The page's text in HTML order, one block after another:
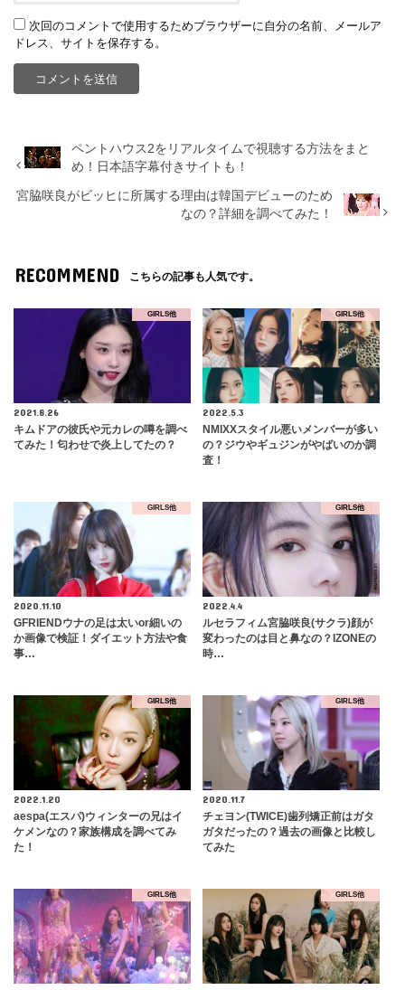
次回のコメントで使用するためブラウザーに自分の名前、メールア
ドレス、サイトを保存する。
ペントハウス2をリアルタイムで視聴する方法をまと
め！日本語字幕付きサイトも！
宮脇咲良がビッヒに所属する理由は韓国デビューのため
なの？詳細を調べてみた！
RECOMMEND こちらの記事も人気です。
GIRLS他
2021.8.26
キムドアの彼氏や元カレの噂を調べ
てみた！匂わせで炎上してたの？
GIRLS他
2022.5.3
NMIXXスタイル悪いメンバーが多い
の？ジウやギュジンがやばいのか調
査！
GIRLS他
2020.11.10
GFRIENDウナの足は太いor細いの
か画像で検証！ダイエット方法や食
事…
GIRLS他
2022.4.4
ルセラフィム宮脇咲良(サクラ)顔が
変わったのは目と鼻なの？IZONEの
時…
GIRLS他
2022.1.20
aespa(エスパ)ウィンターの兄はイ
ケメンなの？家族構成を調べてみ
た！
GIRLS他
2020.11.7
チェヨン(TWICE)歯列矯正前はガタ
ガタだったの？過去の画像と比較し
てみた
GIRLS他 GIRLS他